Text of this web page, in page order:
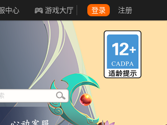
中心 游戏大厅 登录 注册